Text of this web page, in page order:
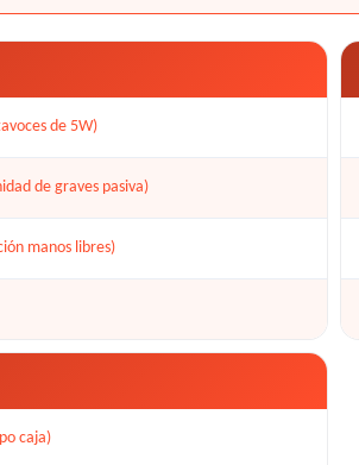
de 5W)
de graves pasiva)
manos libres)
caja)